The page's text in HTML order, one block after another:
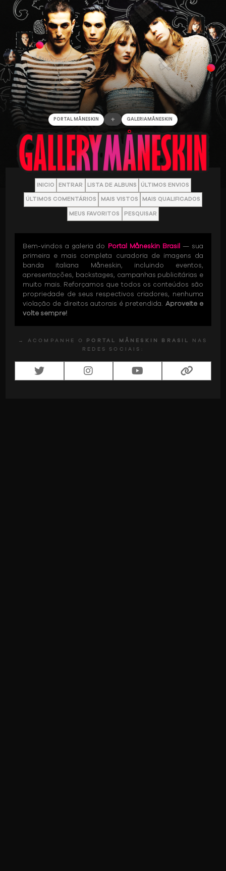
PORTAL MÅNESKIN + GALERIAMÅNESKIN
INICIO ENTRAR LISTA DE ALBUNS
ÚLTIMOS ENVIOS
ÚLTIMOS COMENTÁRIOS
MAIS VISTOS MAIS QUALIFICADOS
MEUS FAVORITOS
PESQUISAR
Bem-vindos a galeria do Portal Måneskin Brasil— sua
primeira e mais completa curadoria de imagens da
banda italiana Måneskin, incluindo eventos,
apresentações, backstages, campanhas publicitárias e
muito mais. Reforçamos que todos os conteúdos são
propriedade de seus respectivos criadores, nenhuma
violação de direitos autorais é pretendida. Aproveite e
volte sempre!
→ ACOMPANHE O PORTAL MÅNESKIN BRASIL
NAS
REDES SOCIAIS: